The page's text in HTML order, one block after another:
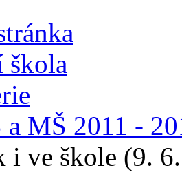
škola
a MŠ 2011 -
i ve škole (9.